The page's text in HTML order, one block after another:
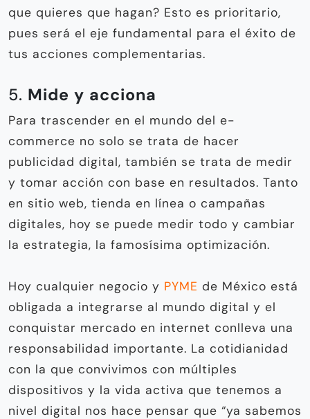
que quieres que hagan? Esto es prioritario,
pues será el eje fundamental para el éxito de
tus acciones complementarias.
5. Mide y acciona
Para trascender en el mundo del e-
commerce no solo se trata de hacer
publicidad digital, también se trata de medir
y tomar acción con base en resultados. Tanto
en sitio web, tienda en línea o campañas
digitales, hoy se puede medir todo y cambiar
la estrategia, la famosísima optimización.
Hoy cualquier negocio y PYME de México está
obligada a integrarse al mundo digital y el
conquistar mercado en internet conlleva una
responsabilidad importante. La cotidianidad
con la que convivimos con múltiples
dispositivos y la vida activa que tenemos a
nivel digital nos hace pensar que “ya sabemos